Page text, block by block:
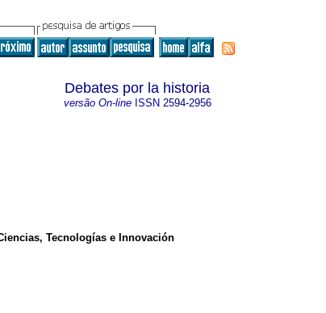
Debates por la historia
versão On-lineISSN 2594-2956
Tecnologías e Innovación